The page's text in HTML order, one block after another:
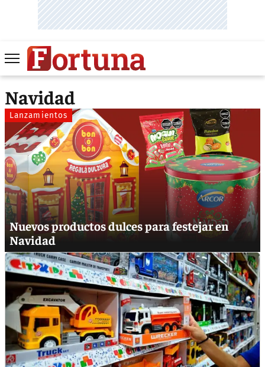
Navidad
Lanzamientos
Nuevos productos dulces para festejar en
Navidad